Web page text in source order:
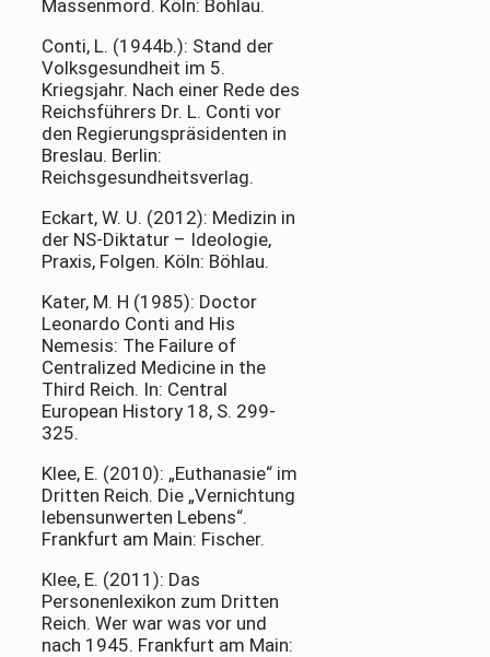
Massenmord. Köln: Böhlau.
Conti, L. (1944b.): Stand der
Volksgesundheit im 5.
Kriegsjahr. Nach einer Rede des
Reichsführers Dr. L. Conti vor
den Regierungspräsidenten in
Breslau. Berlin:
Reichsgesundheitsverlag.
Eckart, W. U. (2012): Medizin in
der NS-Diktatur – Ideologie,
Praxis, Folgen. Köln: Böhlau.
Kater, M. H (1985): Doctor
Leonardo Conti and His
Nemesis: The Failure of
Centralized Medicine in the
Third Reich. In: Central
European History 18, S. 299-
325.
Klee, E. (2010): „Euthanasie“ im
Dritten Reich. Die „Vernichtung
lebensunwerten Lebens“.
Frankfurt am Main: Fischer.
Klee, E. (2011): Das
Personenlexikon zum Dritten
Reich. Wer war was vor und
nach 1945. Frankfurt am Main: